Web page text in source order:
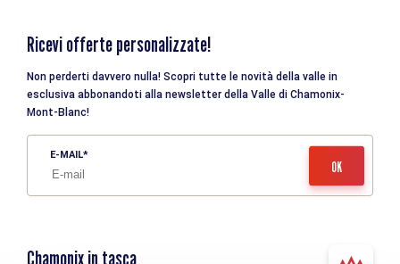
Ricevi offerte personalizzate!
Non perderti davvero nulla! Scopri tutte le novità della valle in
esclusiva abbonandoti alla newsletter della Valle di Chamonix-
Mont-Blanc!
E-MAIL
Chamonix in tasca